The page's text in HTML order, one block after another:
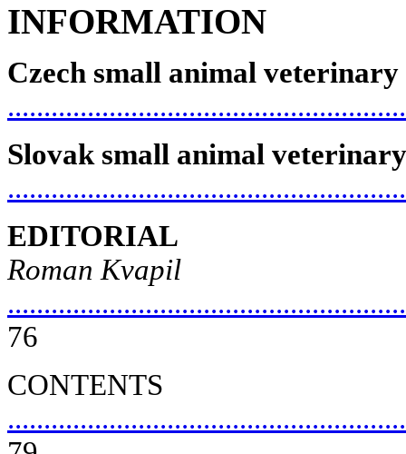
INFORMATION
Czech small animal veterinary
Slovak small animal veterinary
EDITORIAL
Roman Kvapil
76
CONTENTS